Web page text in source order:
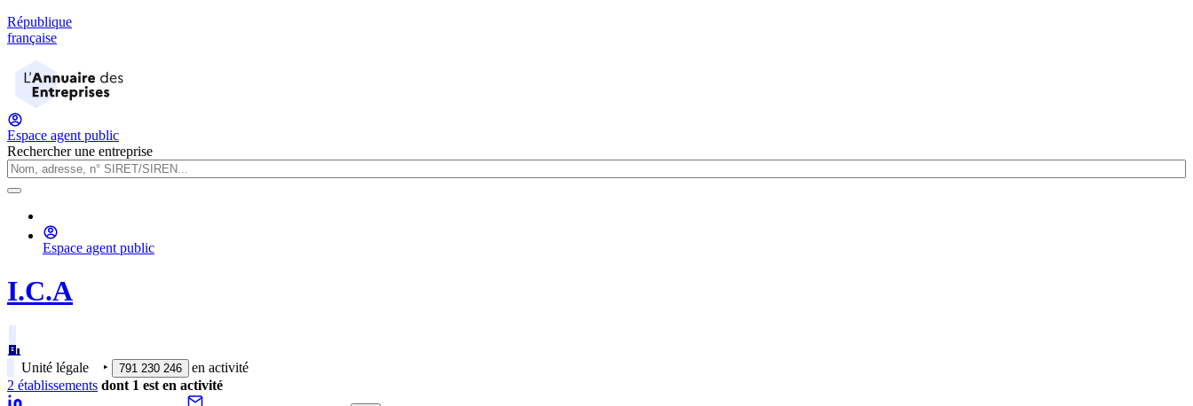
République
française
Espace agent public
Rechercher une entreprise
Espace agent public
I.C.A
Unité légale ‣ 791 230 246
en activité
2 établissements dont 1 est en activité